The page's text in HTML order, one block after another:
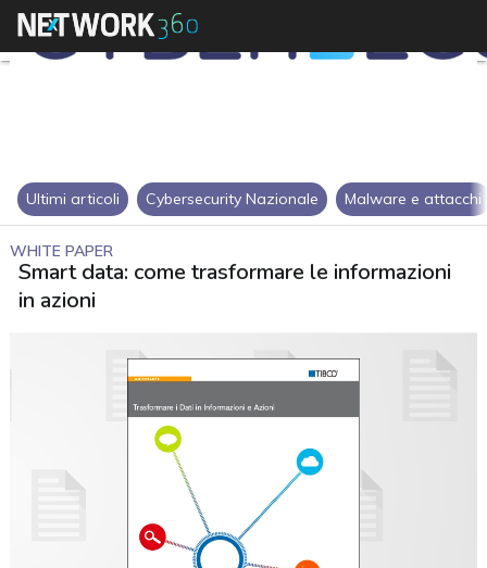
Ultimi articoli Cybersecurity Nazionale Malware e attacchi
WHITE PAPER
Smart data: come trasformare le informazioni
in azioni